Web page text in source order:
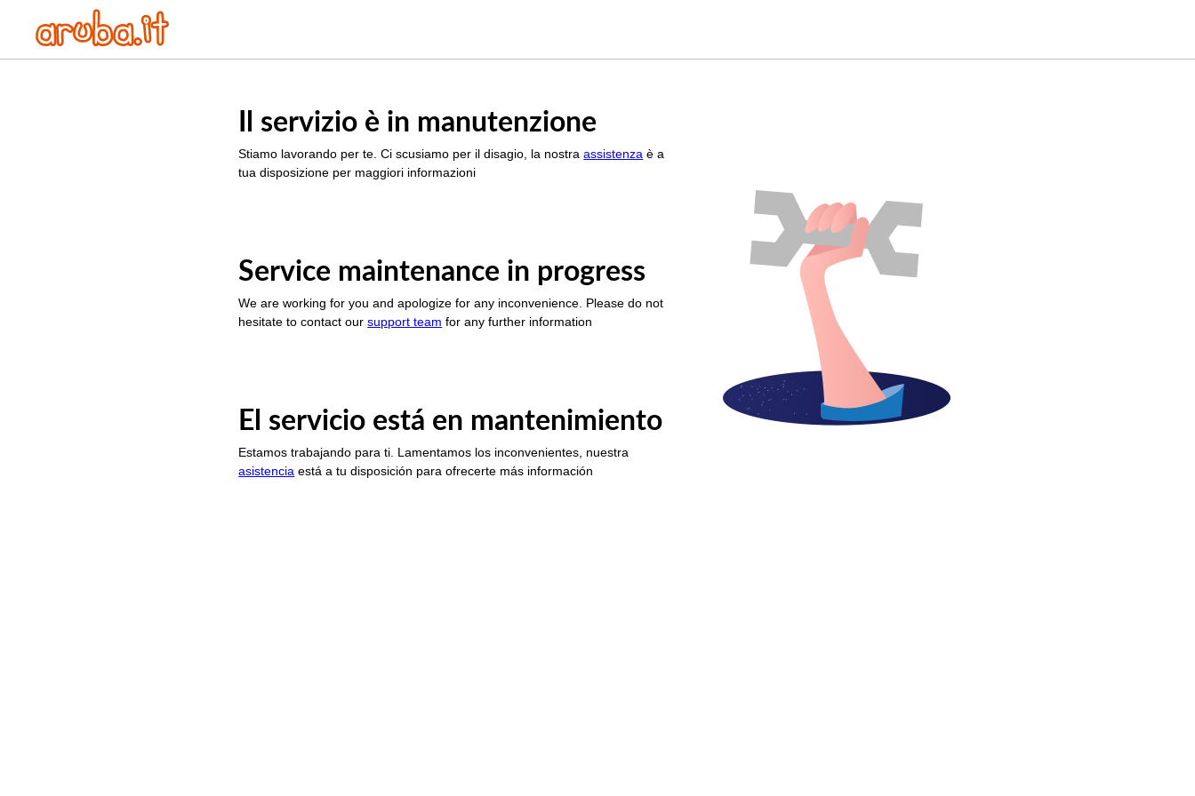
Il servizio è in manutenzione
Stiamo lavorando per te. Ci scusiamo per il disagio, la nostraassistenza è a
tua disposizione per maggiori informazioni
Service maintenance in progress
We are working for you and apologize for any inconvenience. Please do not
hesitate to contact oursupport team for any further information
El servicio está en mantenimiento
Estamos trabajando para ti. Lamentamos los inconvenientes, nuestra
asistencia está a tu disposición para ofrecerte más información